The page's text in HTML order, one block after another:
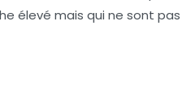
élevé mais qui ne sont pas